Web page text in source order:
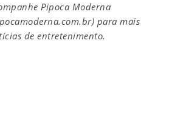
Pipoca Moderna
para mais
de entretenimento.